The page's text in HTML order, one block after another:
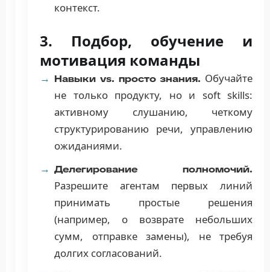
контекст.
3. Подбор, обучение и
мотивация команды
Навыки vs. просто знания. Обучайте
не только продукту, но и soft skills:
активному слушанию, четкому
структурированию речи, управлению
ожиданиями.
Делегирование полномочий.
Разрешите агентам первых линий
принимать простые решения
(например, о возврате небольших
сумм, отправке замены), не требуя
долгих согласований.